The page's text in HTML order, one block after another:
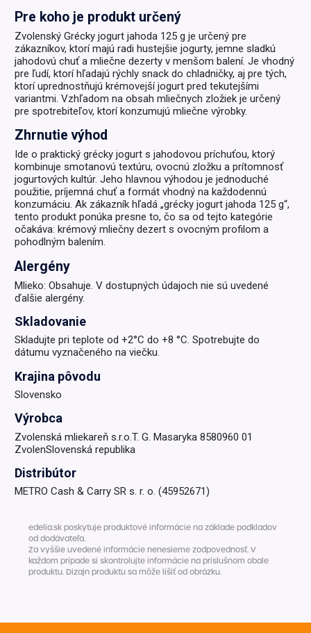
Pre koho je produkt určený
Zvolenský Grécky jogurt jahoda 125 g je určený pre
zákazníkov, ktorí majú radi hustejšie jogurty, jemne sladkú
jahodovú chuť a mliečne dezerty v menšom balení. Je vhodný
pre ľudí, ktorí hľadajú rýchly snack do chladničky, aj pre tých,
ktorí uprednostňujú krémovejší jogurt pred tekutejšími
variantmi. Vzhľadom na obsah mliečnych zložiek je určený
pre spotrebiteľov, ktorí konzumujú mliečne výrobky.
Zhrnutie výhod
Ide o praktický grécky jogurt s jahodovou príchuťou, ktorý
kombinuje smotanovú textúru, ovocnú zložku a prítomnosť
jogurtových kultúr. Jeho hlavnou výhodou je jednoduché
použitie, príjemná chuť a formát vhodný na každodennú
konzumáciu. Ak zákazník hľadá „grécky jogurt jahoda 125 g“,
tento produkt ponúka presne to, čo sa od tejto kategórie
očakáva: krémový mliečny dezert s ovocným profilom a
pohodlným balením.
Alergény
Mlieko: Obsahuje. V dostupných údajoch nie sú uvedené
ďalšie alergény.
Skladovanie
Skladujte pri teplote od +2°C do +8 °C. Spotrebujte do
dátumu vyznačeného na viečku.
Krajina pôvodu
Slovensko
Výrobca
Zvolenská mliekareň s.r.o.T. G. Masaryka 8580960 01
ZvolenSlovenská republika
Distribútor
METRO Cash & Carry SR s. r. o. (45952671)
edelia.sk poskytuje produktové informácie na základe podkladov
od dodávateľa.
Za vyššie uvedené informácie nenesieme zodpovednosť. V
každom prípade si skontrolujte informácie na príslušnom obale
produktu. Dizajn produktu sa môže líšiť od obrázku.